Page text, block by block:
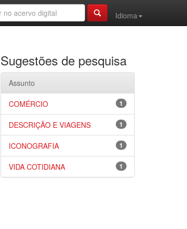
Idioma
Sugestões de pesquisa
Assunto
1
COMÉRCIO
1
DESCRIÇÃO E VIAGENS
1
ICONOGRAFIA
1
VIDA COTIDIANA